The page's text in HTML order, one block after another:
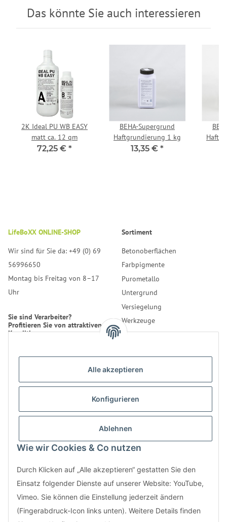
Alle akzeptieren
Konfigurieren
Ablehnen
Wie wir Cookies & Co nutzen
Durch Klicken auf „Alle akzeptieren“ gestatten Sie den
Einsatz folgender Dienste auf unserer Website: YouTube,
Vimeo. Sie können die Einstellung jederzeit ändern
(Fingerabdruck-Icon links unten). Weitere Details finden
Das könnte Sie auch interessieren
2K Ideal PU WB EASY
matt ca. 12 qm
72,25 € *
BEHA-Supergrund
Haftgrundierung 1 kg
13,35 € *
LifeBoXX ONLINE-SHOP
Wir sind für Sie da: +49 (0) 69
56996650
Montag bis Freitag von 8–17
Uhr
Sie sind Verarbeiter?
Profitieren Sie von attraktiven
Konditionen.
USt., zzgl.Versand
Sortiment
Betonoberflächen
Farbpigmente
Purometallo
Untergrund
Versiegelung
Werkzeuge
Reinigung
LifeBoXX GmbH
60316 Frankfurt
Nutzen Sie auch unser
Kontaktformular
Bestellung
Informationen